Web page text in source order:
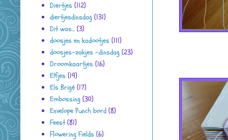
Diertjes (112)
diertjesdinsdag (131)
Dit was... (3)
doosjes en kadootjes (111)
doosjes-zakjes -dinsdag (23)
Droomkaartjes (16)
Elfjes (19)
Els Brigé (17)
Embossing (30)
Envelope Punch bord (8)
Feest (81)
Flowering Fields (6)